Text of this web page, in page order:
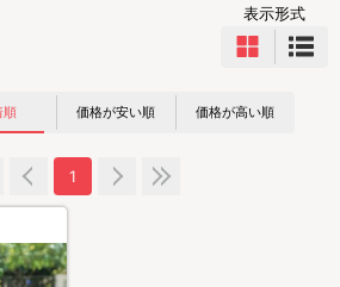
表示形式
順 価格が安い順 価格が高い順
1